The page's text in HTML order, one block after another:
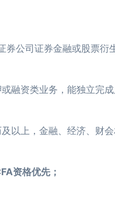
券公司证券金融或股票
融资类业务，能独立完
以上，金融、经济、财
资格优先；